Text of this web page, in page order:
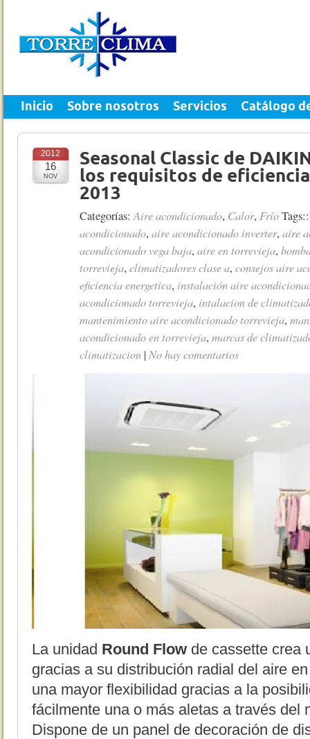
Inicio Sobre nosotros Servicios Catálogo
2012
16
NOV
Seasonal Classic de
los requisitos de
2013
Categorías:Aire acondicionado, Calor, Frío
acondicionado, aire acondicionado inverter, aire
acondicionado vega baja, aire en torrevieja,
torrevieja, climatizadores clase a, consejos aire
eficiencia energetica, instalación aire
acondicionado torrevieja, intalacion de
mantenimiento aire acondicionado torrevieja,
acondicionado en torrevieja, marcas de
climatizacion | No hay comentarios
La unidad Round Flow de cassette crea
gracias a su distribución radial del aire
una mayor flexibilidad gracias a la
fácilmente una o más aletas a través del
Dispone de un panel de decoración de